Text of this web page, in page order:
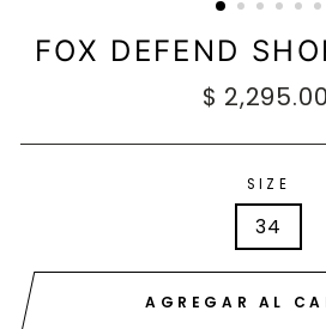
FOX DEFEND
Precio
$ 2,295.00
SIZE
34
AGREGAR AL